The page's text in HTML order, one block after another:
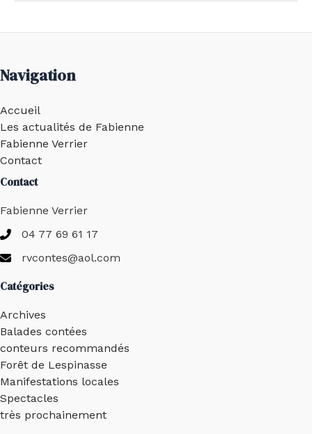
Navigation
Accueil
Les actualités de Fabienne
Fabienne Verrier
Contact
Contact
Fabienne Verrier
04 77 69 61 17
rvcontes@aol.com
Catégories
Archives
Balades contées
conteurs recommandés
Forêt de Lespinasse
Manifestations locales
Spectacles
très prochainement